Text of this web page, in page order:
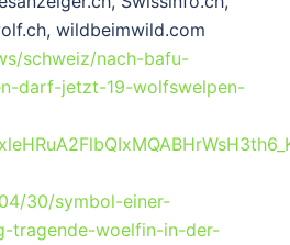
wildbeimwild.com
schweiz/nach-bafu-
darf-jetzt-19-wolfswelpen-
30/symbol-einer-
tragende-woelfin-in-der-